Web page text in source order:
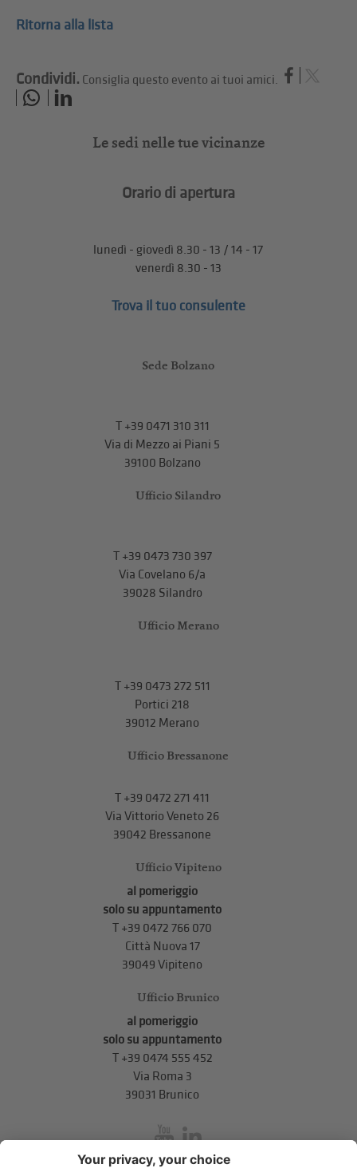
Ritorna alla lista
Condividi. Consiglia questo evento ai tuoi amici.
Le sedi nelle tue vicinanze
Orario di apertura
lunedì - giovedì 8.30 - 13 / 14 - 17
venerdì 8.30 - 13
Trova il tuo consulente
Sede Bolzano
T+39 0471 310 311
Via di Mezzo ai Piani 5
39100 Bolzano
Ufficio Silandro
T+39 0473 730 397
Via Covelano 6/a
39028 Silandro
Ufficio Merano
T+39 0473 272 511
Portici 218
39012 Merano
Ufficio Bressanone
T +39 0472 271 411
Via Vittorio Veneto 26
39042 Bressanone
Ufficio Vipiteno
al pomeriggio
solo su appuntamento
T +39 0472 766 070
Città Nuova 17
39049 Vipiteno
Ufficio Brunico
al pomeriggio
solo su appuntamento
T+39 0474 555 452
Via Roma 3
39031 Brunico